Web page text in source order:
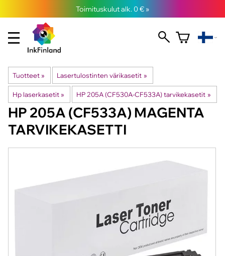
Toimituskulut alk. 0 € »
Tuotteet ‪» Lasertulostinten värikasetit ‪»
Hp laserkasetit ‪» HP 205A (CF530A-CF533A) tarvikekasetit ‪»
HP 205A (CF533A) MAGENTA
TARVIKEKASETTI